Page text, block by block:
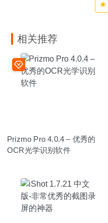
相关推荐
Prizmo Pro 4.0.4 – 优秀的
OCR光学识别软件